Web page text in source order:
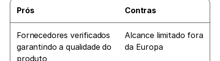
Prós Contras
Fornecedores verificados
garantindo a qualidade do
produto
Alcance limitado fora
da Europa